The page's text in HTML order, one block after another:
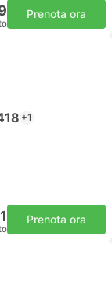
Prenota ora
+1
Prenota ora